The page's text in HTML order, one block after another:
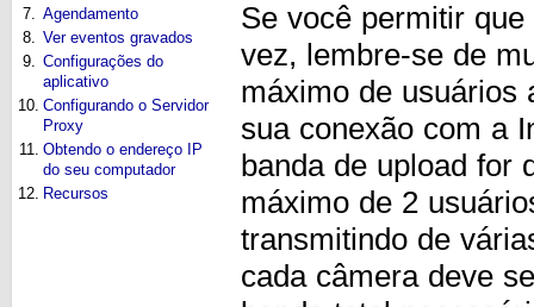
7. Agendamento
8. Ver eventos gravados
9. Configurações do
aplicativo
10. Configurando o Servidor
Proxy
11. Obtendo o endereço IP
do seu computador
12. Recursos
Se você permitir
vez, lembre-se de
máximo de usuários
sua conexão com a
banda de upload for
máximo de 2
transmitindo de
cada câmera deve